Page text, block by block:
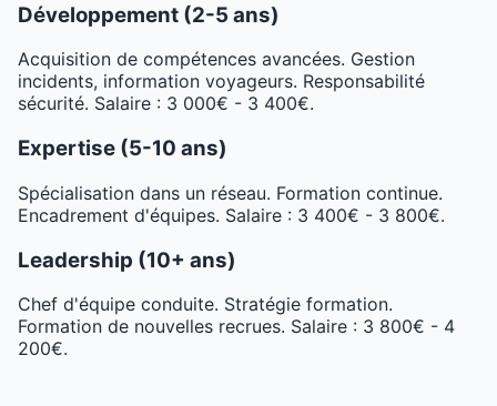
Développement (2-5 ans)
Acquisition de compétences avancées. Gestion
incidents, information voyageurs. Responsabilité
sécurité. Salaire : 3 000€ - 3 400€.
Expertise (5-10 ans)
Spécialisation dans un réseau. Formation continue.
Encadrement d'équipes. Salaire : 3 400€ - 3 800€.
Leadership (10+ ans)
Chef d'équipe conduite. Stratégie formation.
Formation de nouvelles recrues. Salaire : 3 800€ - 4
200€.